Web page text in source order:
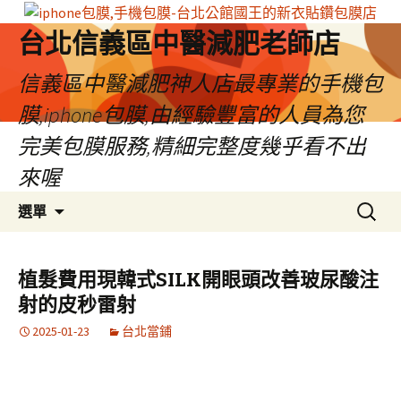
台北信義區中醫減肥老師店
信義區中醫減肥神人店最專業的手機包
膜,iphone包膜,由經驗豐富的人員為您
完美包膜服務,精細完整度幾乎看不出
來喔
選單
容
區
搜
尋
鍵
字:
植髮費用現韓式SILK開眼頭改善玻尿酸注
射的皮秒雷射
2025-01-23 台北當鋪